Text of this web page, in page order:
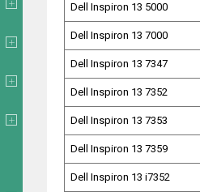
Dell Inspiron 13 5000
Dell Inspiron 13 7000
Dell Inspiron 13 7347
Dell Inspiron 13 7352
Dell Inspiron 13 7353
Dell Inspiron 13 7359
Dell Inspiron 13 i7352